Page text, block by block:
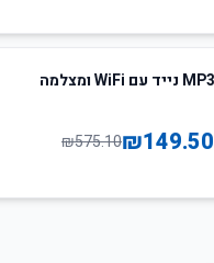
₪149.50
₪575.10